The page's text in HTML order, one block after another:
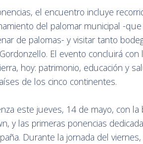
el encuentro incluye
del palomar municipal -
de palomas- y visitar tanto
El evento concluirá
hoy: patrimonio, educación y
de los cinco continentes.
este jueves, 14 de mayo, con
y las primeras ponencias
Durante la jornada del